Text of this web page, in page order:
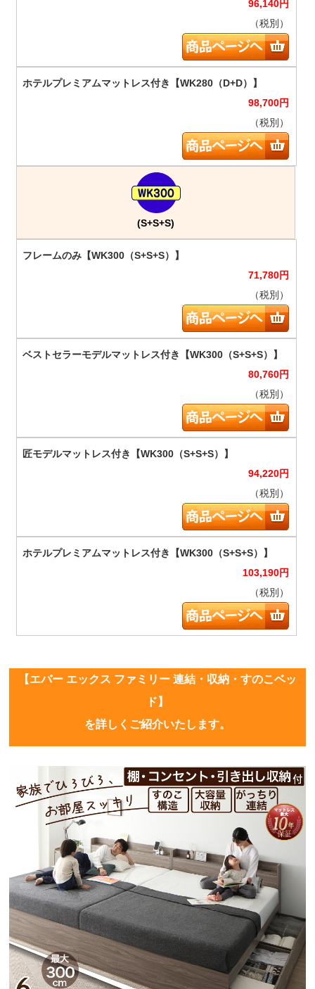
96,140円
（税別）
98,700円
（税別）
(S+S+S)
71,780円
（税別）
80,760円
（税別）
94,220円
（税別）
103,190円
（税別）
【エバー エックス ファミリー 連結・収納・すのこベッ
ド】
を詳しくご紹介いたします。